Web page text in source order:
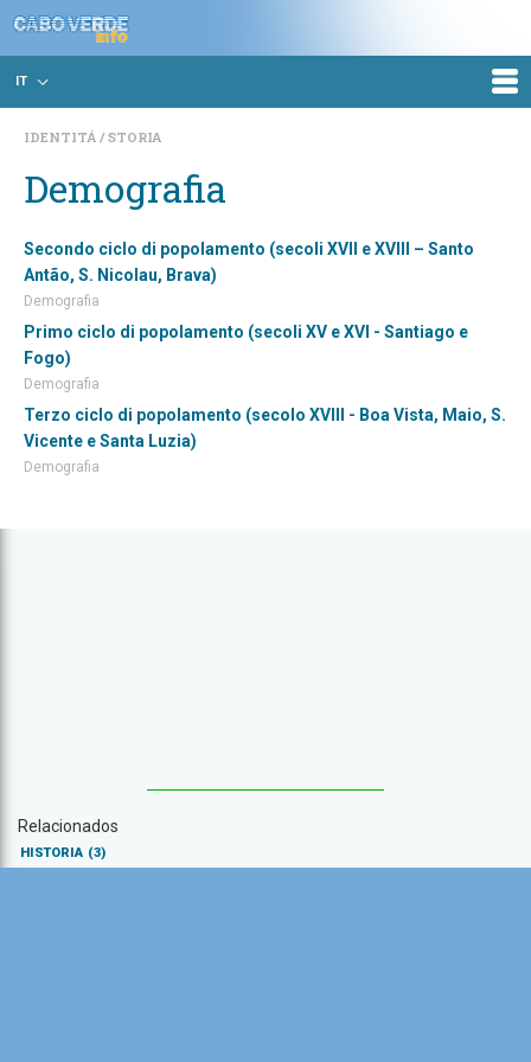
IT
IDENTITÁ STORIA
Demografia
Secondo ciclo di popolamento (secoli XVII e XVIII – Santo
Antão, S. Nicolau, Brava)
Demografia
Primo ciclo di popolamento (secoli XV e XVI - Santiago e
Fogo)
Demografia
Terzo ciclo di popolamento (secolo XVIII - Boa Vista, Maio, S.
Vicente e Santa Luzia)
Demografia
Relacionados
HISTORIA (3)